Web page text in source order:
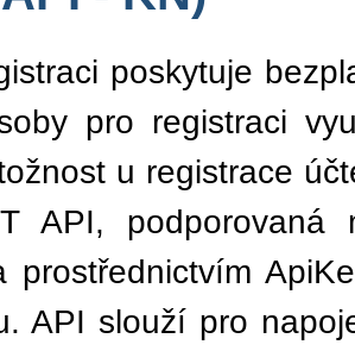
poskytuje
pro registraci
u registrace
API,
prostřednictvím
API slouží pro